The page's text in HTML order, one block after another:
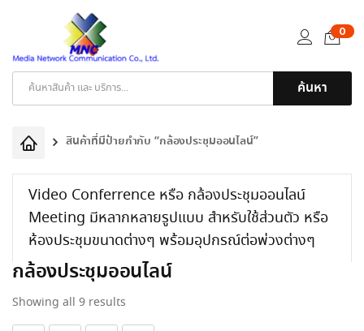
ค้นหา
0
สินค้าที่มีป้ายกำกับ “กล้องประชุมออนไลน์”
Video Conferrence หรือ กล้องประชุมออนไลน์
Meeting มีหลากหลายรูปแบบ สำหรับใช้ส่วนตัว หรือ
ห้องประชุมขนาดต่างๆ พร้อมอุปกรณ์ต่อพ่วงต่างๆ
กล้องประชุมออนไลน์
Showing all 9 results
by